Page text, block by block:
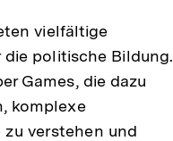
vielfältige
politische Bildung.
Games, die dazu
komplexe
verstehen und